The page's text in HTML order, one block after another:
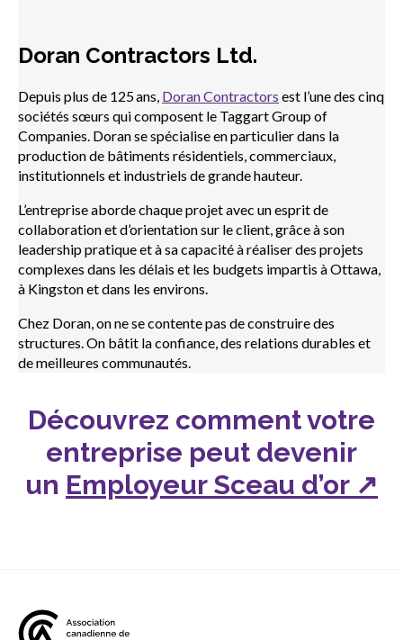
Doran Contractors Ltd.
Depuis plus de 125 ans, Doran Contractors est l’une des cinq
sociétés sœurs qui composent le Taggart Group of
Companies. Doran se spécialise en particulier dans la
production de bâtiments résidentiels, commerciaux,
institutionnels et industriels de grande hauteur.
L’entreprise aborde chaque projet avec un esprit de
collaboration et d’orientation sur le client, grâce à son
leadership pratique et à sa capacité à réaliser des projets
complexes dans les délais et les budgets impartis à Ottawa,
à Kingston et dans les environs.
Chez Doran, on ne se contente pas de construire des
structures. On bâtit la confiance, des relations durables et
de meilleures communautés.
Découvrez comment votre
entreprise peut devenir
un Employeur Sceau d’or ↗